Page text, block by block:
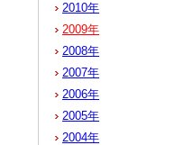
2010年
2009年
2008年
2007年
2006年
2005年
2004年